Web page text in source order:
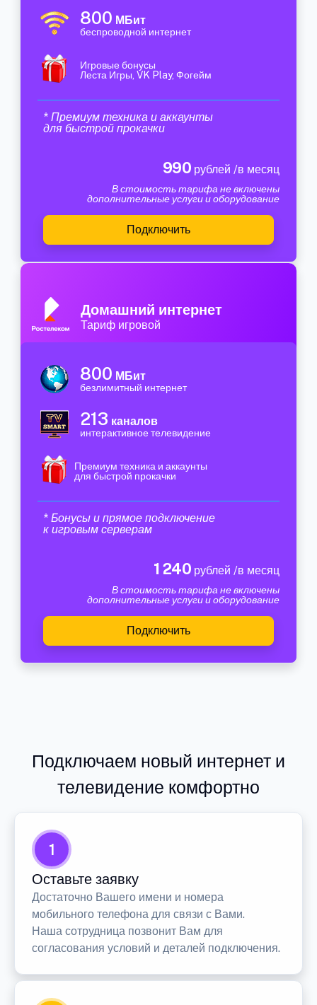
800 МБит
беспроводной интернет
Игровые бонусы
Леста Игры, VK Play, Фогейм
* Премиум техника и аккаунты
для быстрой прокачки
990 рублей /в месяц
В стоимость тарифа не включены
дополнительные услуги и оборудование
Подключить
Домашний интернет
Тариф игровой
800 МБит
безлимитный интернет
213 каналов
интерактивное телевидение
Премиум техника и аккаунты
для быстрой прокачки
* Бонусы и прямое подключение
к игровым серверам
1 240 рублей /в месяц
В стоимость тарифа не включены
дополнительные услуги и оборудование
Подключить
Подключаем новый интернет и
телевидение комфортно
1
Оставьте заявку
Достаточно Вашего имени и номера
мобильного телефона для связи с Вами.
Наша сотрудница позвонит Вам для
согласования условий и деталей подключения.